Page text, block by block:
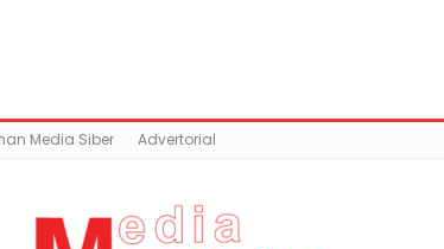
Media Siber Advertorial